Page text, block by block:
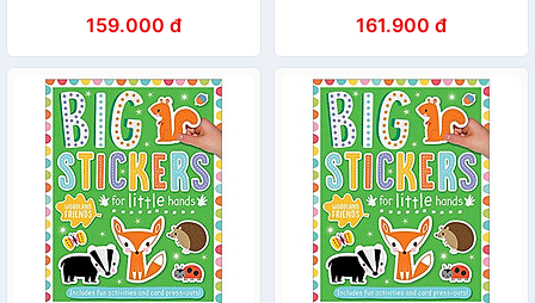
159.000 đ 161.900 đ